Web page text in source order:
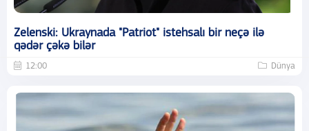
Zelenski: Ukraynada "Patriot" istehsalı bir neçə ilə
qədər çəkə bilər
12:00 Dünya